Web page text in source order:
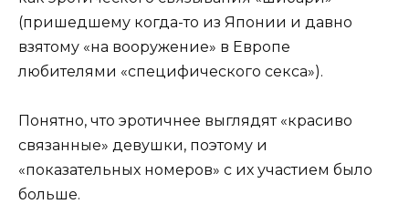
(пришедшему когда-то из Японии и давно
взятому «на вооружение» в Европе
любителями «специфического секса»).
Понятно, что эротичнее выглядят «красиво
связанные» девушки, поэтому и
«показательных номеров» с их участием было
больше.